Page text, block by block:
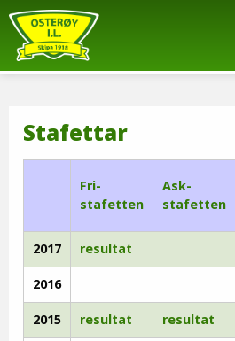
Stafettar
Fri-
stafetten
Ask-
stafetten
2017 resultat
2016
2015 resultat resultat